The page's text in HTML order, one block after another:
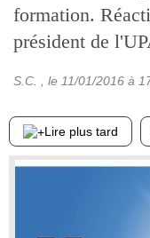
formation.
président de
S.C. , le 11/01/2016 à
Lire plus tard